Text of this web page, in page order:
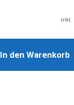
inkl.
In den Warenkorb